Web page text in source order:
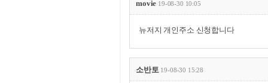
movie 19-08-30 10:05
뉴저지 개인주소 신청합니다
소반토 19-08-30 15:28